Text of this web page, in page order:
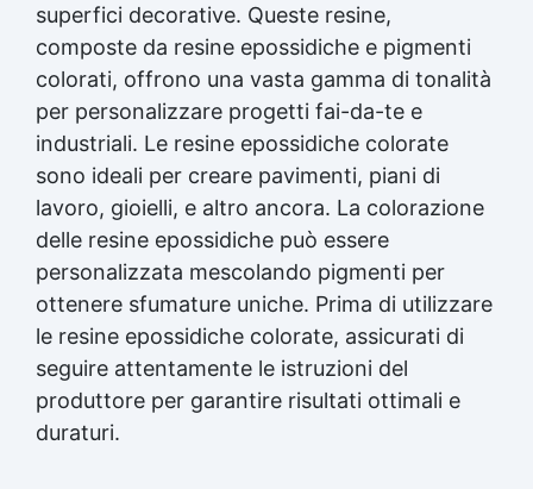
superfici decorative. Queste resine,
composte da resine epossidiche e pigmenti
colorati, offrono una vasta gamma di tonalità
per personalizzare progetti fai-da-te e
industriali. Le resine epossidiche colorate
sono ideali per creare pavimenti, piani di
lavoro, gioielli, e altro ancora. La colorazione
delle resine epossidiche può essere
personalizzata mescolando pigmenti per
ottenere sfumature uniche. Prima di utilizzare
le resine epossidiche colorate, assicurati di
seguire attentamente le istruzioni del
produttore per garantire risultati ottimali e
duraturi.